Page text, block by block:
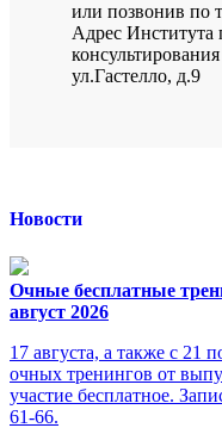
или позвонив по
Адрес Института
ул.Гастелло, д.9
Новости
Очные бесплатные
август 2026
17 августа, а также с 21
очных тренингов от
участие бесплатное.
61-66.